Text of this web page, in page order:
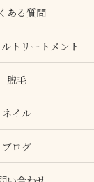
ある質問
トリートメント
脱毛
ネイル
ブログ